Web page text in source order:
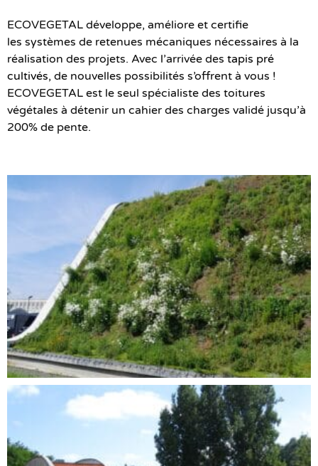
ECOVEGETAL développe, améliore et certifie
les systèmes de retenues mécaniques nécessaires à la
réalisation des projets. Avec l’arrivée des tapis pré
cultivés, de nouvelles possibilités s’offrent à vous !
ECOVEGETAL est le seul spécialiste des toitures
végétales à détenir un cahier des charges validé jusqu’à
200% de pente.